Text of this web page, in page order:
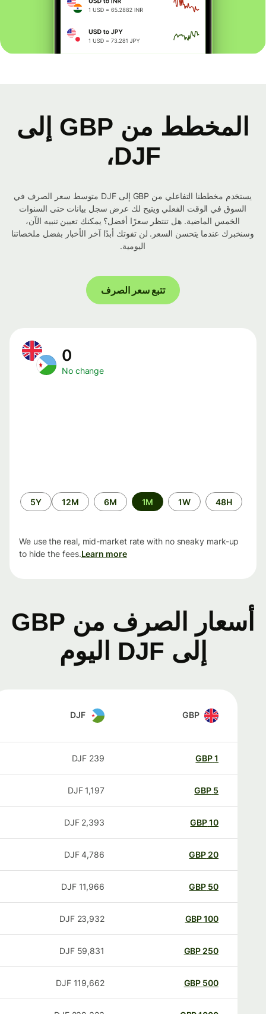
المخطط من GBP إلى
DJF،
يستخدم مخططنا التفاعلي من GBP إلى DJF متوسط ​​سعر الصرف في
السوق في الوقت الفعلي ويتيح لك عرض سجل بيانات حتى السنوات
الخمس الماضية. هل تنتظر سعرًا أفضل؟ يمكنك تعيين تنبيه الآن،
وسنخبرك عندما يتحسن السعر. لن تفوتك أبدًا آخر الأخبار بفضل ملخصاتنا
اليومية.
تتبع سعر الصرف
No change
الفترة
الزمنية
48H
1W
1M
6M
12M
5Y
We use the real, mid-market rate with no sneaky mark-up
to hide the fees.Learn more
أسعار الصرف من GBP
إلى DJF اليوم
GBP
DJF
GBP
239
DJF
GBP
1,197
DJF
GBP
2,393
DJF
20
GBP
4,786
DJF
50
GBP
11,966
DJF
100
GBP
23,932
DJF
250
GBP
59,831
DJF
500
GBP
119,662
DJF